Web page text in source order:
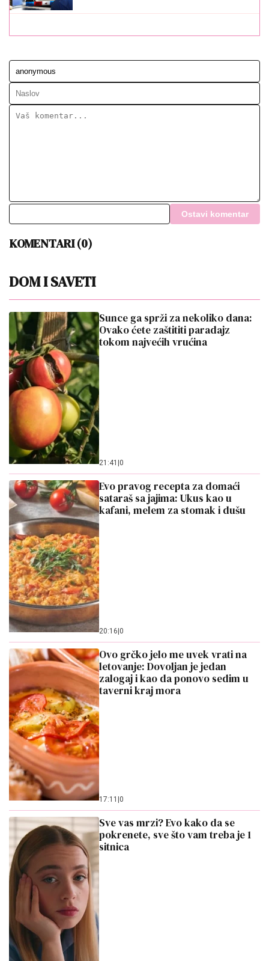
Ostavi komentar
KOMENTARI (0)
DOM I SAVETI
Sunce ga sprži za nekoliko dana:
Ovako ćete zaštititi paradajz
tokom najvećih vrućina
21:41 0
Evo pravog recepta za domaći
sataraš sa jajima: Ukus kao u
kafani, melem za stomak i dušu
20:16 0
Ovo grčko jelo me uvek vrati na
letovanje: Dovoljan je jedan
zalogaj i kao da ponovo sedim u
taverni kraj mora
17:11 0
Sve vas mrzi? Evo kako da se
pokrenete, sve što vam treba je 1
sitnica